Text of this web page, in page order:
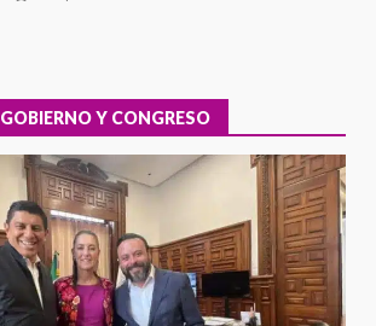
integral de las instalaciones de la
Escuela Secundaria General
Moisés Sáenz Garza
5 agosto 2026
Ciudad Salud: justicia social para
Oaxaca
5 agosto 2026
GOBIERNO Y CONGRESO